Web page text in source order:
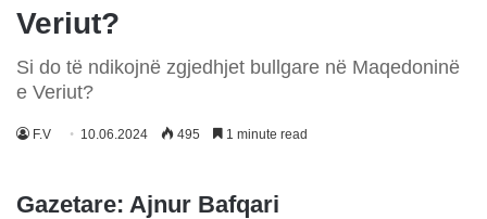
Veriut?
Si do të ndikojnë zgjedhjet bullgare në Maqedoninë
e Veriut?
F.V 10.06.2024 495 1 minute read
Gazetare: Ajnur Bafqari